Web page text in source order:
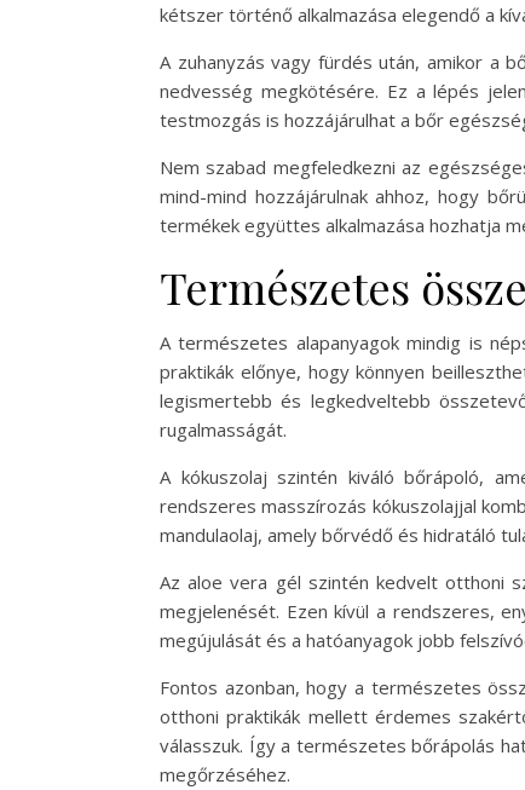
kétszer történő alkalmazása elegendő a
A zuhanyzás vagy fürdés után, amikor a
nedvesség megkötésére. Ez a lépés
testmozgás is hozzájárulhat a bőr
Nem szabad megfeledkezni az
mind-mind hozzájárulnak ahhoz, hogy
termékek együttes alkalmazása hozhatja
Természetes
A természetes alapanyagok mindig is
praktikák előnye, hogy könnyen
legismertebb és legkedveltebb
rugalmasságát.
A kókuszolaj szintén kiváló bőrápoló,
rendszeres masszírozás kókuszolajjal
mandulaolaj, amely bőrvédő és hidratáló
Az aloe vera gél szintén kedvelt otthoni
megjelenését. Ezen kívül a rendszeres,
megújulását és a hatóanyagok jobb
Fontos azonban, hogy a természetes
otthoni praktikák mellett érdemes
válasszuk. Így a természetes bőrápolás
megőrzéséhez.